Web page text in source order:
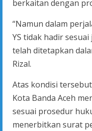
berkaitan dengan
“Namun dalam
YS tidak hadir
telah ditetapkan
Rizal.
Atas kondisi
Kota Banda Aceh
sesuai prosedur
menerbitkan surat